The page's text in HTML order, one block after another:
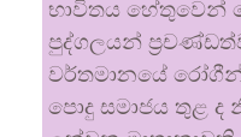
භාවිතය හේතුවෙන්
පුද්ගලයන්
වර්තමානයේ
පොදු සමාජය තුළ